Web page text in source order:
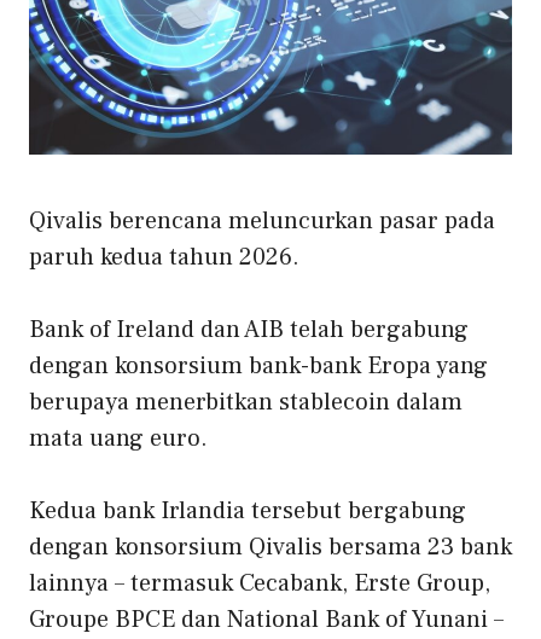
Qivalis berencana meluncurkan pasar pada
paruh kedua tahun 2026.
Bank of Ireland dan AIB telah bergabung
dengan konsorsium bank-bank Eropa yang
berupaya menerbitkan stablecoin dalam
mata uang euro.
Kedua bank Irlandia tersebut bergabung
dengan konsorsium Qivalis bersama 23 bank
lainnya – termasuk Cecabank, Erste Group,
Groupe BPCE dan National Bank of Yunani –